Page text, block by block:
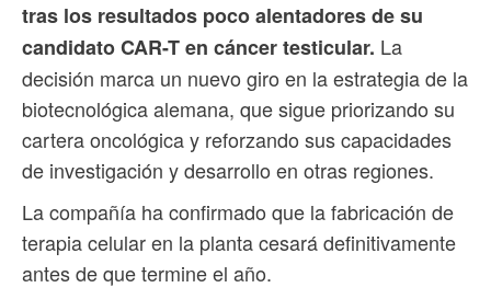
tras los resultados poco alentadores de su
candidato CAR-T en cáncer testicular. La
decisión marca un nuevo giro en la estrategia de la
biotecnológica alemana, que sigue priorizando su
cartera oncológica y reforzando sus capacidades
de investigación y desarrollo en otras regiones.
La compañía ha confirmado que la fabricación de
terapia celular en la planta cesará definitivamente
antes de que termine el año.